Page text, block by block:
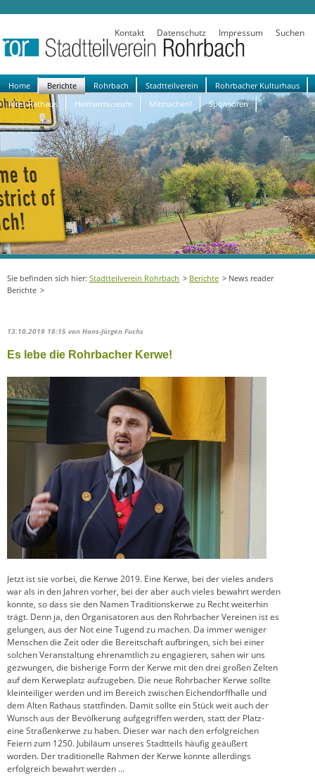
Kontakt Datenschutz Impressum Suchen
Navigation
überspringen
Home Berichte Rohrbach Stadtteilverein
Rohrbacher Kulturhaus
Altes Rathaus
Heimatmuseum Mitmachen! Sponsoren
Stadtteilverein Rohrbach Berichte
News reader
Berichte
13.10.2019 16:15 von Hans-Jürgen Fuchs
Es lebe die Rohrbacher Kerwe!
Jetzt ist sie vorbei, die Kerwe 2019. Eine Kerwe, bei der vieles anders
war als in den Jahren vorher, bei der aber auch vieles bewahrt werden
konnte, so dass sie den Namen Traditionskerwe zu Recht weiterhin
trägt. Denn ja, den Organisatoren aus den Rohrbacher Vereinen ist es
gelungen, aus der Not eine Tugend zu machen. Da immer weniger
Menschen die Zeit oder die Bereitschaft aufbringen, sich bei einer
solchen Veranstaltung ehrenamtlich zu engagieren, sahen wir uns
gezwungen, die bisherige Form der Kerwe mit den drei großen Zelten
auf dem Kerweplatz aufzugeben. Die neue Rohrbacher Kerwe sollte
kleinteiliger werden und im Bereich zwischen Eichendorffhalle und
dem Alten Rathaus stattfinden. Damit sollte ein Stück weit auch der
Wunsch aus der Bevölkerung aufgegriffen werden, statt der Platz-
eine Straßenkerwe zu haben. Dieser war nach den erfolgreichen
Feiern zum 1250. Jubiläum unseres Stadtteils häufig geäußert
worden. Der traditionelle Rahmen der Kerwe konnte allerdings
erfolgreich bewahrt werden …